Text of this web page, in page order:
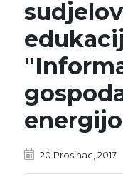
20 Prosinac, 2017